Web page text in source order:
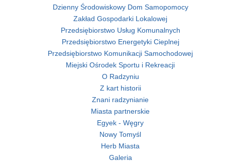
Dzienny Środowiskowy Dom Samopomocy
Zakład Gospodarki Lokalowej
Przedsiębiorstwo Usług Komunalnych
Przedsiębiorstwo Energetyki Cieplnej
Przedsiębiorstwo Komunikacji Samochodowej
Miejski Ośrodek Sportu i Rekreacji
O Radzyniu
Z kart historii
Znani radzynianie
Miasta partnerskie
Egyek - Węgry
Nowy Tomyśl
Herb Miasta
Galeria